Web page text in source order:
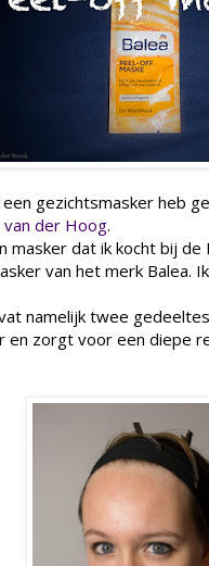
gezichtsmasker heb
van der Hoog.
masker dat ik kocht bij
van het merk Balea.
namelijk twee
zorgt voor een diepe